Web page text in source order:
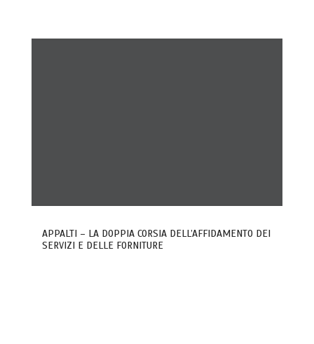
APPALTI – LA DOPPIA CORSIA DELL’AFFIDAMENTO DEI
SERVIZI E DELLE FORNITURE